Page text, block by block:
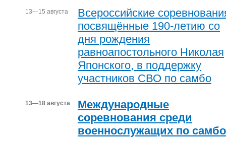
13—15 августа
Всероссийские
посвящённые 190-летию со
дня рождения
равноапостольного Николая
Японского, в поддержку
участников СВО по самбо
13—18 августа
Международные
соревнования среди
военнослужащих по самбо